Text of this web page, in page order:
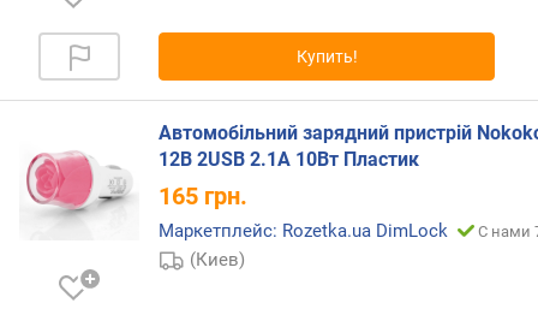
к
в
ы
м
о
Купить!
Автомобільний зарядний пристрій
12В 2USB 2.1А 10Вт Пластик
165 грн.
Маркетплейс: Rozetka.ua DimLock С нами
(Киев)